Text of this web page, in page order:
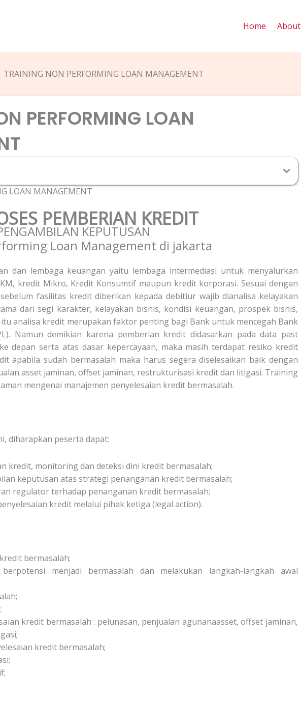
Home About
TRAINING NON PERFORMING LOAN MANAGEMENT
PERFORMING LOAN
LOAN MANAGEMENT
PEMBERIAN KREDIT
KEPUTUSAN
dan lembaga keuangan yaitu lembaga intermediasi untuk menyalurkan
kredit Mikro, Kredit Konsumtif maupun kredit korporasi. Sesuai dengan
fasilitas kredit diberikan kepada debitiur wajib dianalisa kelayakan
dari segi karakter, kelayakan bisnis, kondisi keuangan, prospek bisnis,
analisa kredit merupakan faktor penting bagi Bank untuk mencegah Bank
Namun demikian karena pemberian kredit didasarkan pada data past
depan serta atas dasar kepercayaan, maka masih terdapat resiko kredit
apabila sudah bermasalah maka harus segera diselesaikan baik dengan
asset jaminan, offset jaminan, restrukturisasi kredit dan litigasi. Training
mengenai manajemen penyelesaian kredit bermasalah.
diharapkan peserta dapat:
kredit, monitoring dan deteksi dini kredit bermasalah;
keputusan atas strategi penanganan kredit bermasalah;
regulator terhadap penanganan kredit bermasalah;
kredit melalui pihak ketiga (legal action).
bermasalah;
menjadi bermasalah dan melakukan langkah-langkah awal
kredit bermasalah : pelunasan, penjualan agunanaasset, offset jaminan,
kredit bermasalah;